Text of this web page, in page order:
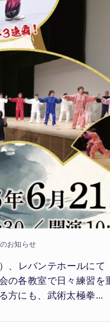
お知らせ
、レバンテホールに
の各教室で日々練習
方にも、武術太極拳...